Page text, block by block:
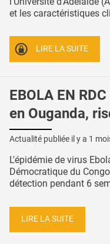
et les caractéristiques
LIRE LA SUITE
EBOLA EN
en Ouganda,
Actualité publiée il y a 1
L'épidémie de virus
Démocratique du
détection pendant 6
LIRE LA SUITE